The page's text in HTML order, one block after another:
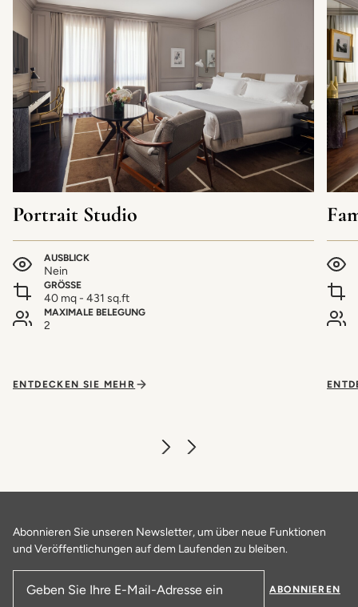
Portrait Studio
AUSBLICK
Nein
GRÖSSE
40 mq - 431 sq.ft
MAXIMALE BELEGUNG
2
ENTDECKEN SIE MEHR
Abonnieren Sie unseren Newsletter, um über neue Funktionen
und Veröffentlichungen auf dem Laufenden zu bleiben.
E-Mail-Adresse
ABONNIEREN